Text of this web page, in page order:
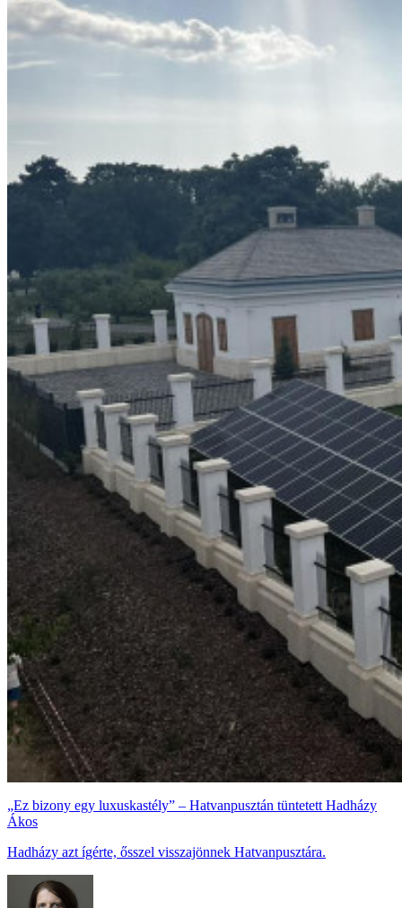
„Ez bizony egy luxuskastély” – Hatvanpusztán tüntetett Hadházy
Ákos
Hadházy azt ígérte, ősszel visszajönnek Hatvanpusztára.